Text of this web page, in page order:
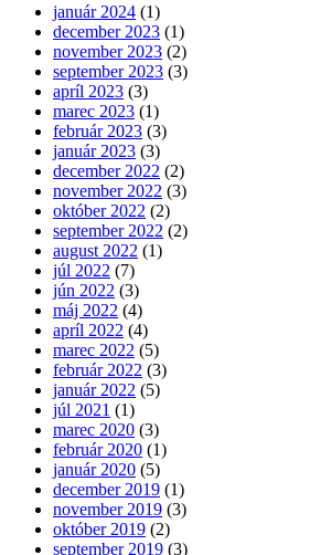
január 2024 (1)
december 2023 (1)
november 2023 (2)
september 2023 (3)
apríl 2023 (3)
marec 2023 (1)
február 2023 (3)
január 2023 (3)
december 2022 (2)
november 2022 (3)
október 2022 (2)
september 2022 (2)
august 2022 (1)
júl 2022 (7)
jún 2022 (3)
máj 2022 (4)
apríl 2022 (4)
marec 2022 (5)
február 2022 (3)
január 2022 (5)
júl 2021 (1)
marec 2020 (3)
február 2020 (1)
január 2020 (5)
december 2019 (1)
november 2019 (3)
október 2019 (2)
september 2019 (3)